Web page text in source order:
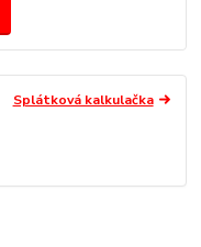
Splátková kalkulačka